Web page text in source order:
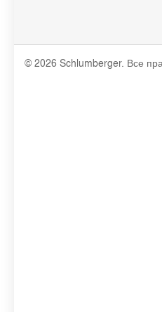
© 2026 Schlumberger. Все